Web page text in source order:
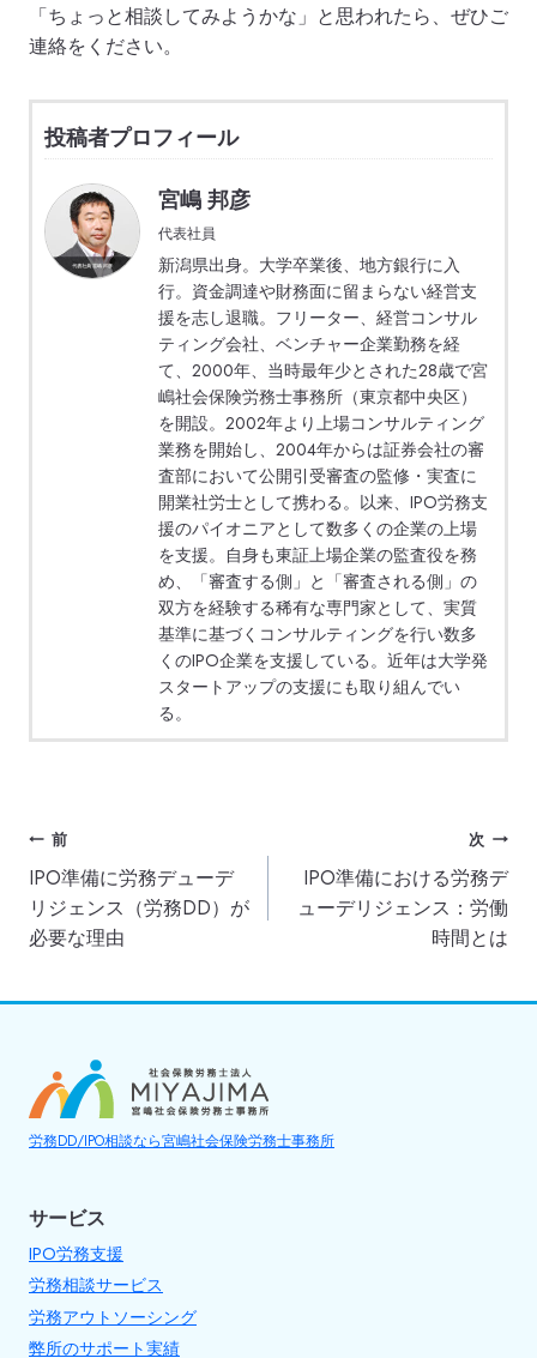
「ちょっと相談してみようかな」と思われたら、ぜひご
連絡をください。
投稿者プロフィール
宮嶋 邦彦
代表社員
新潟県出身。大学卒業後、地方銀行に入
行。資金調達や財務面に留まらない経営支
援を志し退職。フリーター、経営コンサル
ティング会社、ベンチャー企業勤務を経
て、2000年、当時最年少とされた28歳で宮
嶋社会保険労務士事務所（東京都中央区）
を開設。2002年より上場コンサルティング
業務を開始し、2004年からは証券会社の審
査部において公開引受審査の監修・実査に
開業社労士として携わる。以来、IPO労務支
援のパイオニアとして数多くの企業の上場
を支援。自身も東証上場企業の監査役を務
め、「審査する側」と「審査される側」の
双方を経験する稀有な専門家として、実質
基準に基づくコンサルティングを行い数多
くのIPO企業を支援している。近年は大学発
スタートアップの支援にも取り組んでい
る。
投
稿
ナ
ゲ
シ
ョ
前
IPO準備に労務デューデ
リジェンス（労務DD）が
必要な理由
次
IPO準備における労務デ
ューデリジェンス：労働
時間とは
労務DD/IPO相談なら宮嶋社会保険労務士事務所
サービス
IPO労務支援
労務相談サービス
労務アウトソーシング
弊所のサポート実績